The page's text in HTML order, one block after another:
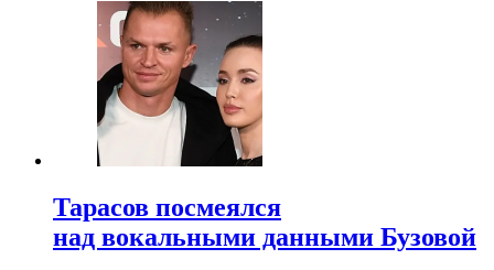
Тарасов посмеялся
над вокальными данными Бузовой